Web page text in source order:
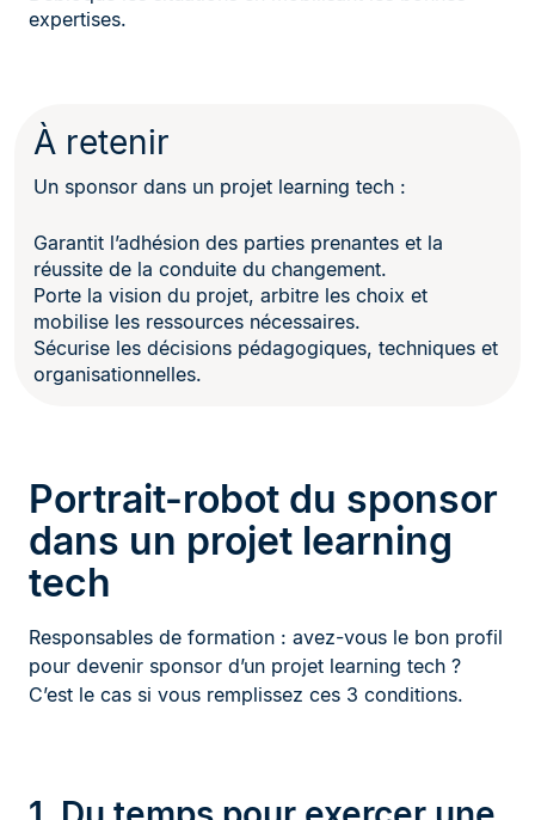
expertises.
À retenir
Un sponsor dans un projet learning tech :
Garantit l’adhésion des parties prenantes et la
réussite de la conduite du changement.
Porte la vision du projet, arbitre les choix et
mobilise les ressources nécessaires.
Sécurise les décisions pédagogiques, techniques et
organisationnelles.
Portrait-robot du sponsor
dans un projet learning
tech
Responsables de formation : avez-vous le bon profil
pour devenir sponsor d’un projet learning tech ?
C’est le cas si vous remplissez ces 3 conditions.